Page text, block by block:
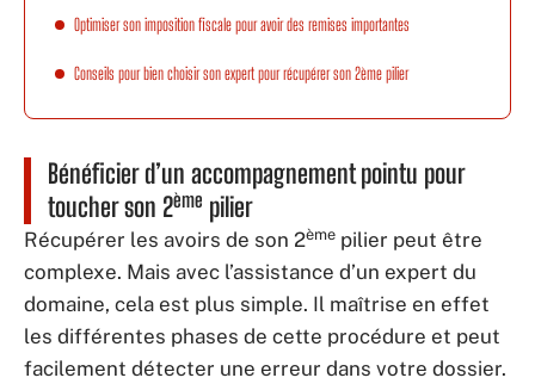
Optimiser son imposition fiscale pour avoir des remises importantes
Conseils pour bien choisir son expert pour récupérer son 2ème pilier
Bénéficier d’un accompagnement pointu pour
toucher son 2ème pilier
Récupérer les avoirs de son 2ème pilier peut être
complexe. Mais avec l’assistance d’un expert du
domaine, cela est plus simple. Il maîtrise en effet
les différentes phases de cette procédure et peut
facilement détecter une erreur dans votre dossier.